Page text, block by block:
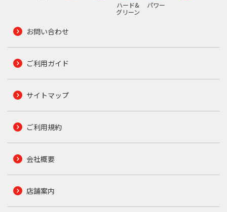
ハード&
グリーン
パワー
お問い合わせ
ご利用ガイド
サイトマップ
ご利用規約
会社概要
店舗案内